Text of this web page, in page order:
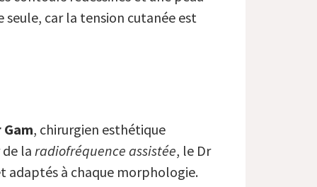
car la tension cutanée est
Gam, chirurgien esthétique
la radiofréquence assistée, le Dr
adaptés à chaque morphologie.